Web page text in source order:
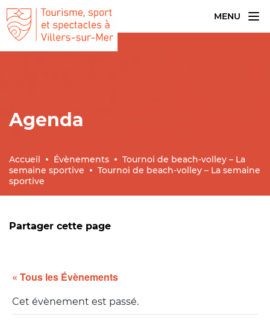
MENU
Accueil Évènements
Tournoi de beach-volley – La
semaine sportive
Tournoi de beach-volley – La semaine
sportive
Agenda
Partager cette page
« Tous les Évènements
Cet évènement est passé.